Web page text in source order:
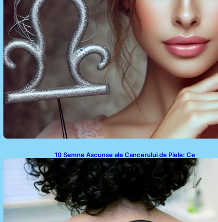
10 Semne Ascunse ale Cancerului de Piele: Ce
Trebuie să Știm pentru a Ne Proteja